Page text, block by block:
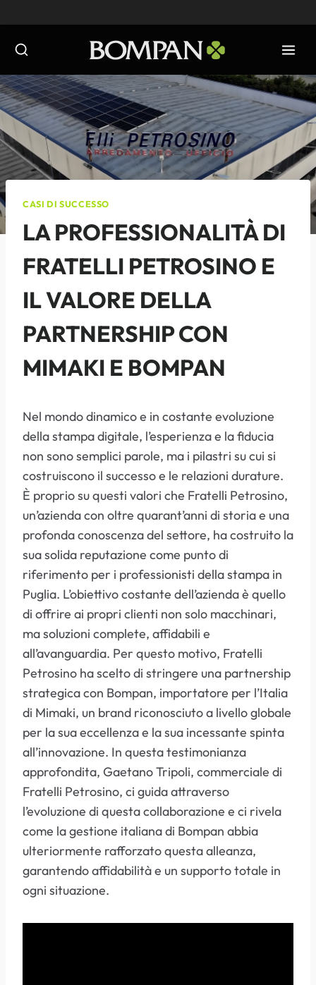
al
contenuto
CASI DI SUCCESSO
LA PROFESSIONALITÀ DI
FRATELLI PETROSINO E
IL VALORE DELLA
PARTNERSHIP CON
MIMAKI E BOMPAN
Nel mondo dinamico e in costante evoluzione
della stampa digitale, l’esperienza e la fiducia
non sono semplici parole, ma i pilastri su cui si
costruiscono il successo e le relazioni durature.
È proprio su questi valori che Fratelli Petrosino,
un’azienda con oltre quarant’anni di storia e una
profonda conoscenza del settore, ha costruito la
sua solida reputazione come punto di
riferimento per i professionisti della stampa in
Puglia. L’obiettivo costante dell’azienda è quello
di offrire ai propri clienti non solo macchinari,
ma soluzioni complete, affidabili e
all’avanguardia. Per questo motivo, Fratelli
Petrosino ha scelto di stringere una partnership
strategica con Bompan, importatore per l’Italia
di Mimaki, un brand riconosciuto a livello globale
per la sua eccellenza e la sua incessante spinta
all’innovazione. In questa testimonianza
approfondita, Gaetano Tripoli, commerciale di
Fratelli Petrosino, ci guida attraverso
l’evoluzione di questa collaborazione e ci rivela
come la gestione italiana di Bompan abbia
ulteriormente rafforzato questa alleanza,
garantendo affidabilità e un supporto totale in
ogni situazione.